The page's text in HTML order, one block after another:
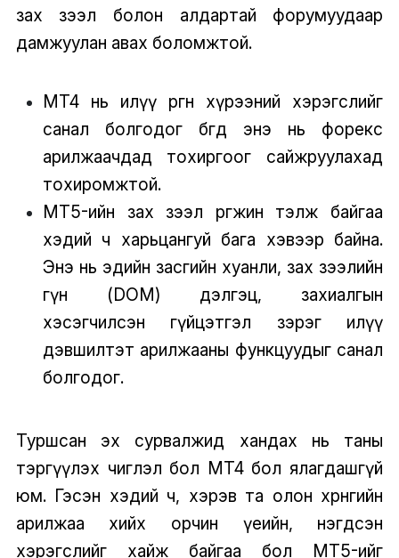
зах зээл болон алдартай форумуудаар
дамжуулан авах боломжтой.
MT4 нь илүү өргөн хүрээний хэрэгслийг
санал болгодог бөгөөд энэ нь форекс
арилжаачдад тохиргоог сайжруулахад
тохиромжтой.
MT5-ийн зах зээл өргөжин тэлж байгаа
хэдий ч харьцангуй бага хэвээр байна.
Энэ нь эдийн засгийн хуанли, зах зээлийн
гүн (DOM) дэлгэц, захиалгын
хэсэгчилсэн гүйцэтгэл зэрэг илүү
дэвшилтэт арилжааны функцуудыг санал
болгодог.
Туршсан эх сурвалжид хандах нь таны
тэргүүлэх чиглэл бол MT4 бол ялагдашгүй
юм. Гэсэн хэдий ч, хэрэв та олон хөрөнгийн
арилжаа хийх орчин үеийн, нэгдсэн
хэрэгслийг хайж байгаа бол MT5-ийг